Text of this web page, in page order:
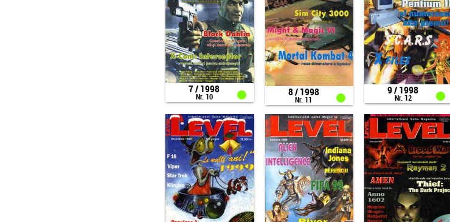
7 / 1998
Nr. 10 8 / 1998
Nr. 11
9 / 1998
Nr. 12